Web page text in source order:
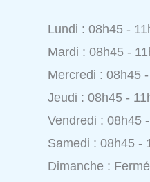
Lundi : 08h45 -
Mardi : 08h45 -
Mercredi : 08h45
Jeudi : 08h45 -
Vendredi : 08h45
Samedi : 08h45 -
Dimanche : Fermé